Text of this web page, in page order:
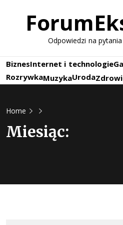
Odpowiedzi na
BiznesInternet i technologie
RozrywkaMuzykaUroda
Home
Miesiąc: